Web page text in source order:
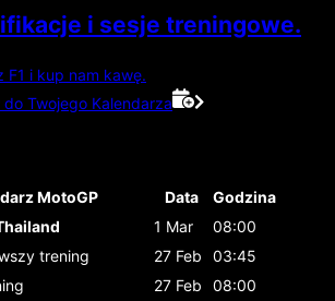
i sesje treningowe.
F1 i kup nam kawę.
Twojego Kalendarza
MotoGP Data
Godzina
1 Mar
08:00
trening 27 Feb
03:45
27 Feb
08:00